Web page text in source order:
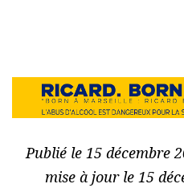
Publié le 15 décembre
mise à jour le 15